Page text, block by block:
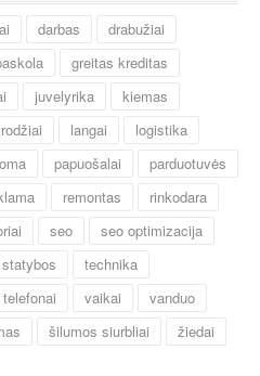
darbas
drabužiai
greitas kreditas
juvelyrika
kiemas
langai
logistika
papuošalai
parduotuvės
remontas
rinkodara
seo
seo optimizacija
statybos
technika
telefonai vaikai
vanduo
šilumos siurbliai žiedai